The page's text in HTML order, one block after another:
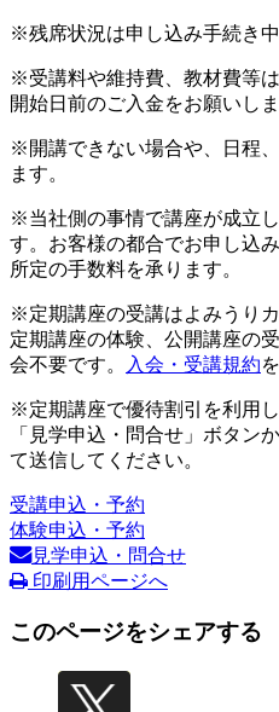
※残席状況は申し込み手続き
※受講料や維持費、教材費等
開始日前のご入金をお願いしま
※開講できない場合や、日程
ます。
※当社側の事情で講座が成立
す。お客様の都合でお申し込
所定の手数料を承ります。
※定期講座の受講はよみうり
定期講座の体験、公開講座の
会不要です。
入会・受講規約
※定期講座で優待割引を利用
「見学申込・問合せ」ボタン
て送信してください。
受講申込・予約
体験申込・予約
見学申込・問合せ
印刷用ページへ
このページをシェアする